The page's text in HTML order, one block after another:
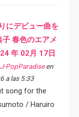
にデビュー曲を
春色のエアメ
年 02月 17日
PopParadiseen
a las 5:33
song for the
/ Haruiro